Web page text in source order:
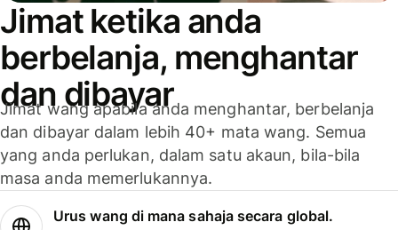
Jimat ketika anda
berbelanja, menghantar
dan dibayar
Jimat wang apabila anda menghantar, berbelanja
dan dibayar dalam lebih 40+ mata wang. Semua
yang anda perlukan, dalam satu akaun, bila-bila
masa anda memerlukannya.
Urus wang di mana sahaja secara global.